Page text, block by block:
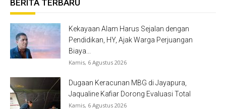
BERITA TERBARU
Kekayaan Alam Harus Sejalan dengan
Pendidikan, HY, Ajak Warga Perjuangan
Biaya...
Kamis, 6 Agustus 2026
Dugaan Keracunan MBG di Jayapura,
Jaqualine Kafiar Dorong Evaluasi Total
Kamis, 6 Agustus 2026